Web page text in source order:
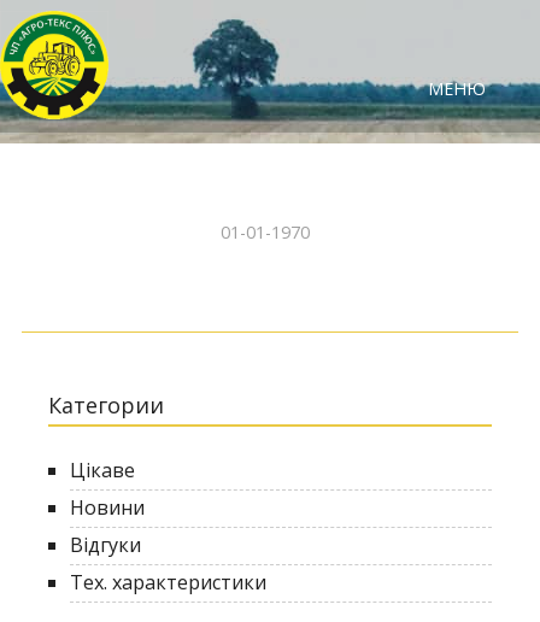
МЕНЮ
01-01-1970
Категории
Цікаве
Новини
Відгуки
Тех. характеристики